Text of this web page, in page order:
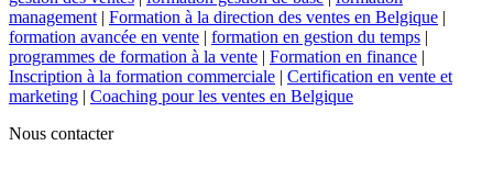
management | Formation à la direction des ventes en Belgique |
formation avancée en vente | formation en gestion du temps |
programmes de formation à la vente | Formation en finance |
Inscription à la formation commerciale | Certification en vente et
marketing | Coaching pour les ventes en Belgique
Nous contacter